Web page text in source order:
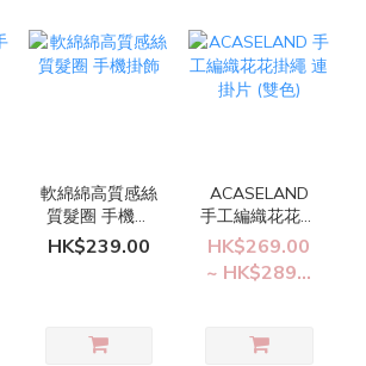
軟綿綿高質感絲
質髮圈 手機掛
飾
HK$239.00
ACASELAND
手工編織花花掛
繩 連掛片 (雙
色)
HK$269.00
~ HK$289...